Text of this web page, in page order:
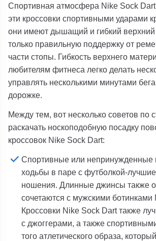
Спортивная атмосфера Nike Sock Dart
эти кроссовки спортивными ударами
они имеют дышащий и гибкий
только правильную поддержку от
части стопы. Гибкость верхнего
любителям фитнеса легко делать
управлять несколькими минутами
дорожке.
Между тем, вот несколько советов по
раскачать носкоподобную посадку
кроссовок Nike Sock Dart:
Спортивные или непринужденные
ходьбы в паре с футболкой-
ношения. Длинные джинсы также
сочетаются с мужскими ботинками
Кроссовки Nike Sock Dart также
с джоггерами, а также
того атлетического образа,